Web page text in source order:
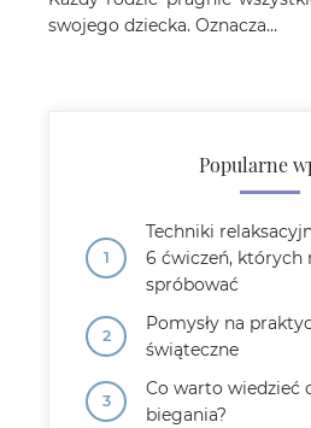
swojego dziecka. Oznacza…
Popularne
Techniki
6 ćwiczeń, których
spróbować
Pomysły na
świąteczne
Co warto wiedzieć
biegania?